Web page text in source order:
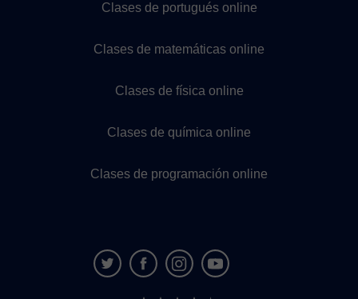
Clases de portugués online
Clases de matemáticas online
Clases de física online
Clases de química online
Clases de programación online